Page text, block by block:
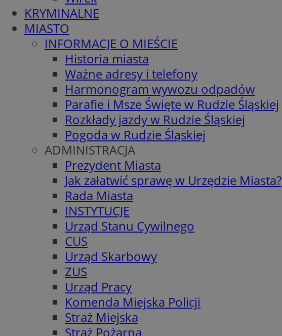
KRYMINALNE
MIASTO
INFORMACJE O MIEŚCIE
Historia miasta
Ważne adresy i telefony
Harmonogram wywozu odpadów
Parafie i Msze Święte w Rudzie Śląskiej
Rozkłady jazdy w Rudzie Śląskiej
Pogoda w Rudzie Śląskiej
ADMINISTRACJA
Prezydent Miasta
Jak załatwić sprawę w Urzędzie Miasta?
Rada Miasta
INSTYTUCJE
Urząd Stanu Cywilnego
CUS
Urząd Skarbowy
ZUS
Urząd Pracy
Komenda Miejska Policji
Straż Miejska
Straż Pożarna